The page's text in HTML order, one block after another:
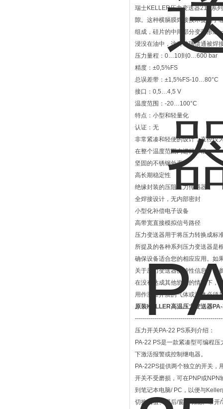
瑞士KELLER压力变送器21Y系
隙。这种横膈膜焊接技术提高了
组成，硅片的中间部分变薄形成
浸没在油中，这种玻璃馈通被焊
压力量程：0…10到0…600 bar
精度：±0,5%FS
总误差带：±1,5%FS-10…80°C
接口：0,5…4,5 V
温度范围：-20…100°C
特点：小型和轻量化
认证：无
非常紧凑和轻便的设计，直径仅
在整个温度范围内进行补偿
坚固的不锈钢外壳
高长期稳定性
绝缘封装的压阻压力传感器
全焊接设计，无内部密封
小型化补偿电子设备
高带宽直接模拟信号路径
压力变送器用于将压力转换成标
所提及的各种系列压力变送器是
确保设备适合您的相应应用。如
关于压力变送器的特性信息，请
在没有达成其他协议的情况下，
用作测量介质的气体或液体必须
原装KELLER高温压力变送器
压力开关PA-22 PS系列介绍：
PA-22 PS是一款紧凑型可编程
下激活报警或控制继电器。
PA-22PS提供两个独立的开关，
开关不受磨损，可在PNP或NPN
到笔记本电脑/ PC，以便与
切换阈值、滞后/窗口功能、常开